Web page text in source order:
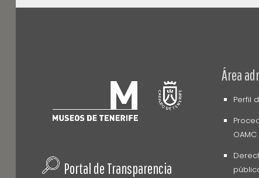
Portal de Transparencia
Área
Perfil
OAMC